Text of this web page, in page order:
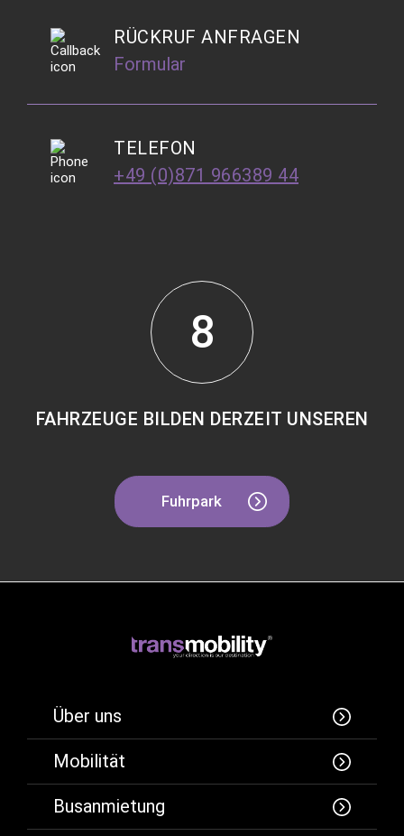
RÜCKRUF ANFRAGEN
Formular
TELEFON
+49 (0)871 966389 44
8
FAHRZEUGE BILDEN DERZEIT UNSEREN
Fuhrpark
Über uns
Mobilität
Busanmietung